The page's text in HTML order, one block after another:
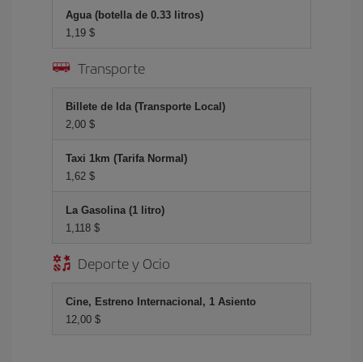
Agua (botella de 0.33 litros)
1,19 $
Transporte
Billete de Ida (Transporte Local)
2,00 $
Taxi 1km (Tarifa Normal)
1,62 $
La Gasolina (1 litro)
1,118 $
Deporte y Ocio
Cine, Estreno Internacional, 1 Asiento
12,00 $